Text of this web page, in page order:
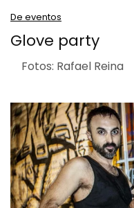
De eventos
Glove party
Fotos: Rafael Reina